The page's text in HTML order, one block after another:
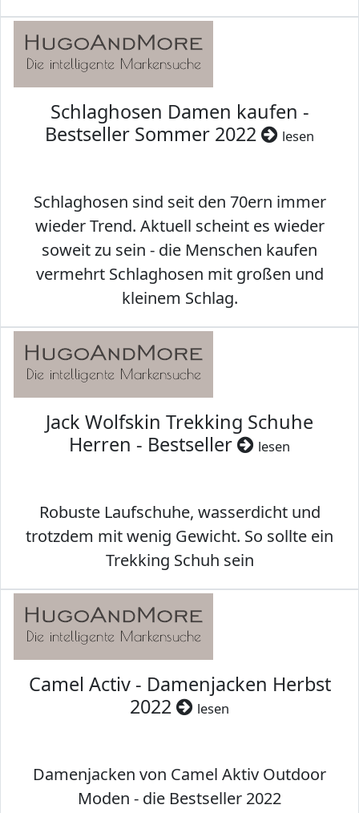
Schlaghosen Damen kaufen -
Bestseller Sommer 2022
lesen
Schlaghosen sind seit den 70ern immer
wieder Trend. Aktuell scheint es wieder
soweit zu sein - die Menschen kaufen
vermehrt Schlaghosen mit großen und
kleinem Schlag.
Jack Wolfskin Trekking Schuhe
Herren - Bestseller
lesen
Robuste Laufschuhe, wasserdicht und
trotzdem mit wenig Gewicht. So sollte ein
Trekking Schuh sein
Camel Activ - Damenjacken Herbst
2022
lesen
Damenjacken von Camel Aktiv Outdoor
Moden - die Bestseller 2022